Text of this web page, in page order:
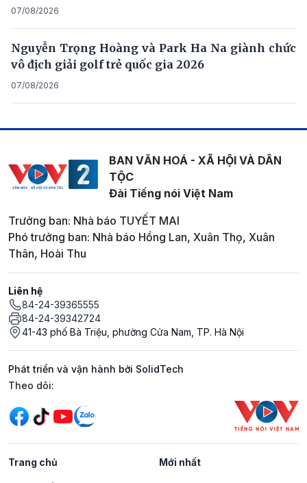
07/08/2026
Nguyễn Trọng Hoàng và Park Ha Na giành chức
vô địch giải golf trẻ quốc gia 2026
07/08/2026
BAN VĂN HOÁ - XÃ HỘI VÀ DÂN
TỘC
Đài Tiếng nói Việt Nam
Trưởng ban: Nhà báo TUYẾT MAI
Phó trưởng ban: Nhà báo Hồng Lan, Xuân Thọ, Xuân
Thân, Hoài Thu
Liên hệ
84-24-39365555
84-24-39342724
41-43 phố Bà Triệu, phường Cửa Nam, TP. Hà Nội
Phát triển và vận hành bởi SolidTech
Mạng xã hội
Theo dõi:
Trang chủ Mới nhất